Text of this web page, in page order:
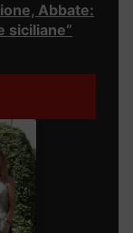
Abbate:
siciliane”